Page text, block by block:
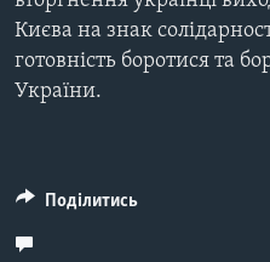
ПРАЙМ-ТАЙМ
ПОГЛЯД З ВАШИНГТОНА
Мови
Києва на знак
готовність боротися та
України.
Поділитись